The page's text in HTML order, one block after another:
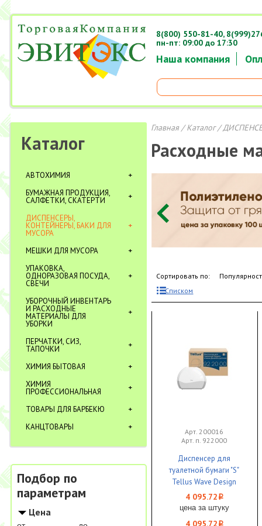
Наша компания
8(800) 550-81-40,
пн-пт: 09:00 до 17:30
Каталог
АВТОХИМИЯ
БУМАЖНАЯ ПРОДУКЦИЯ,
САЛФЕТКИ, СКАТЕРТИ
ДИСПЕНСЕРЫ,
КОНТЕЙНЕРЫ, БАКИ ДЛЯ
МУСОРА
МЕШКИ ДЛЯ МУСОРА
УПАКОВКА,
ОДНОРАЗОВАЯ ПОСУДА,
СВЕЧИ
УБОРОЧНЫЙ ИНВЕНТАРЬ
И РАСХОДНЫЕ
МАТЕРИАЛЫ ДЛЯ
УБОРКИ
ПЕРЧАТКИ, СИЗ,
ТАПОЧКИ
ХИМИЯ БЫТОВАЯ
ХИМИЯ
ПРОФЕССИОНАЛЬНАЯ
ТОВАРЫ ДЛЯ БАРБЕКЮ
КАНЦТОВАРЫ
Подбор по
параметрам
Цена
Главная/Каталог/
Расходные
Сортировать по:
Списком
Арт. 200016
Арт. п. 922000
Диспенсер для
туалетной бумаги "S"
Tellus Wave Design
пластик белый TP2 1/1
4 095.72 i
цена за штуку
4 095.72